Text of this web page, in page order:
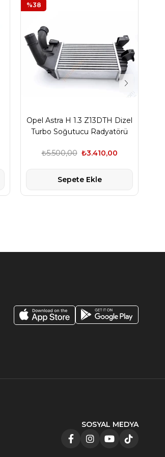
Opel Astra H 1.3 Z13DTH Dizel
Turbo Soğutucu Radyatörü
₺3.410,00
₺5.500,00
Sepete Ekle
%38
SOSYAL MEDYA